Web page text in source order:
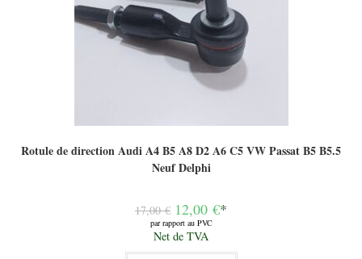
Rotule de direction Audi A4 B5 A8 D2 A6 C5 VW Passat B5 B5.5
Neuf Delphi
17,00€ Le
prix
initial
était :
17,00 €.
12,00 €*
par rapport au PVC
Le
prix
actuel
Net de TVA